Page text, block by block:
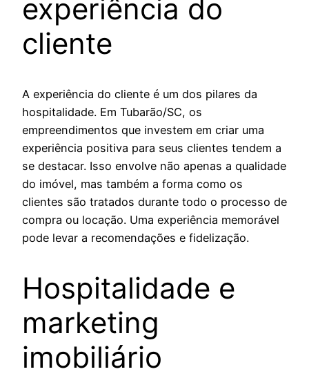
experiência do
cliente
A experiência do cliente é um dos pilares da
hospitalidade. Em Tubarão/SC, os
empreendimentos que investem em criar uma
experiência positiva para seus clientes tendem a
se destacar. Isso envolve não apenas a qualidade
do imóvel, mas também a forma como os
clientes são tratados durante todo o processo de
compra ou locação. Uma experiência memorável
pode levar a recomendações e fidelização.
Hospitalidade e
marketing
imobiliário